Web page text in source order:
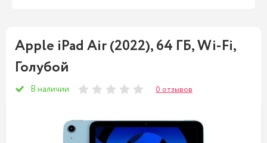
Apple iPad Air (2022), 64 ГБ, Wi-Fi,
Голубой
В наличии 0 отзывов